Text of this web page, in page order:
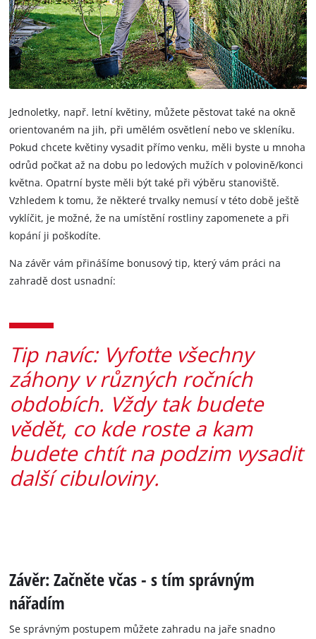
Jednoletky, např. letní květiny, můžete pěstovat také na okně
orientovaném na jih, při umělém osvětlení nebo ve skleníku.
Pokud chcete květiny vysadit přímo venku, měli byste u mnoha
odrůd počkat až na dobu po ledových mužích v polovině/konci
května. Opatrní byste měli být také při výběru stanoviště.
Vzhledem k tomu, že některé trvalky nemusí v této době ještě
vyklíčit, je možné, že na umístění rostliny zapomenete a při
kopání ji poškodíte.
Na závěr vám přinášíme bonusový tip, který vám práci na
zahradě dost usnadní:
Tip navíc: Vyfoťte všechny
záhony v různých ročních
obdobích. Vždy tak budete
vědět, co kde roste a kam
budete chtít na podzim vysadit
další cibuloviny.
Závěr: Začněte včas - s tím správným
nářadím
Se správným postupem můžete zahradu na jaře snadno